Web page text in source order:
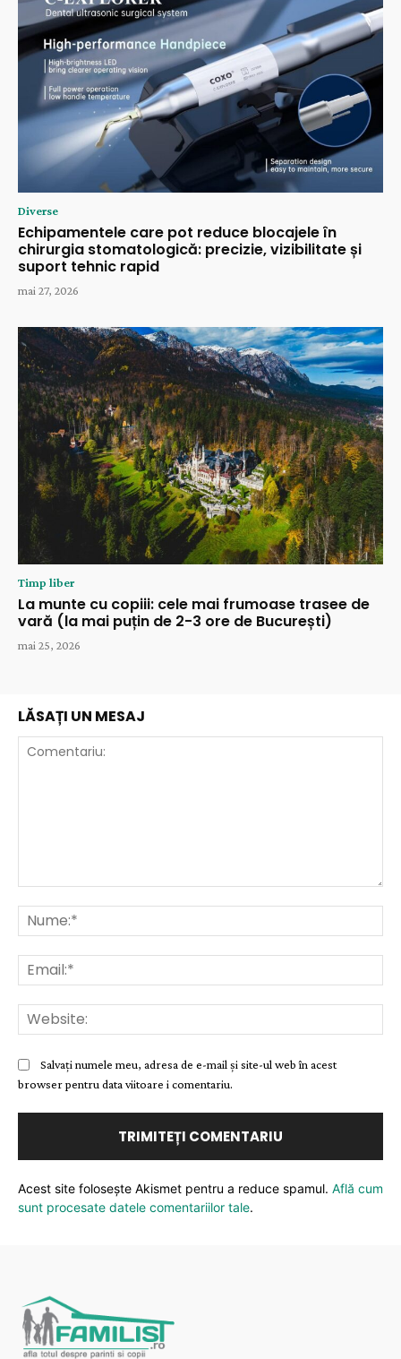
Diverse
Echipamentele care pot reduce blocajele în
chirurgia stomatologică: precizie, vizibilitate și
suport tehnic rapid
mai 27, 2026
Timp liber
La munte cu copiii: cele mai frumoase trasee de
vară (la mai puțin de 2-3 ore de București)
mai 25, 2026
LĂSAȚI UN MESAJ
Salvați numele meu, adresa de e-mail și site-ul web în acest
browser pentru data viitoare i comentariu.
Acest site folosește Akismet pentru a reduce spamul. Află cum
sunt procesate datele comentariilor tale.